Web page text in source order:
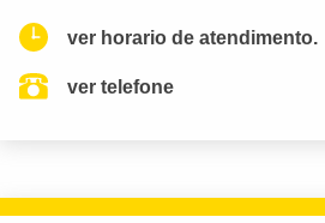
ver horario de atendimento.
ver telefone